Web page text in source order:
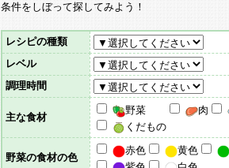
条件をしぼって探してみよう！
レシピの種類
レベル
調理時間
主な食材
野菜 肉
くだもの
野菜の食材の色
赤色 黄色